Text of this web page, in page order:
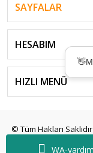
WA-yardım
SAYFALAR
HESABIM
HIZLI MENÜ
© Tüm Hakları